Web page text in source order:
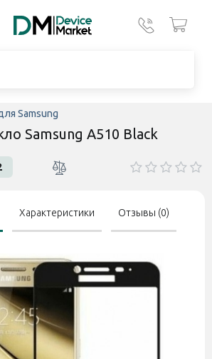
Samsung
Samsung A510 Black
Характеристики Отзывы (0)